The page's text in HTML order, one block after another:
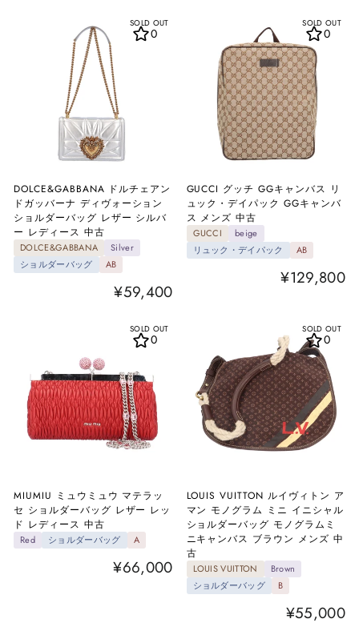
SOLD OUT
DOLCE&GABBANA ドルチェアン
ドガッバーナ ディヴォーション
ショルダーバッグ レザー シルバ
ー レディース 中古
DOLCE&GABBANA
Silver
ショルダーバッグ
AB
¥59,400
0
SOLD OUT
GUCCI グッチ GGキャンバス リ
ュック・デイパック GGキャンバ
ス メンズ 中古
GUCCI
beige
リュック・デイパック
AB
¥129,800
0
SOLD OUT
MIUMIU ミュウミュウ マテラッ
セ ショルダーバッグ レザー レッ
ド レディース 中古
Red ショルダーバッグ A
¥66,000
0
SOLD OUT
LOUIS VUITTON ルイヴィトン ア
マン モノグラム ミニ イニシャル
ショルダーバッグ モノグラムミ
ニキャンバス ブラウン メンズ 中
古
LOUIS VUITTON
Brown
ショルダーバッグ
B
¥55,000
0